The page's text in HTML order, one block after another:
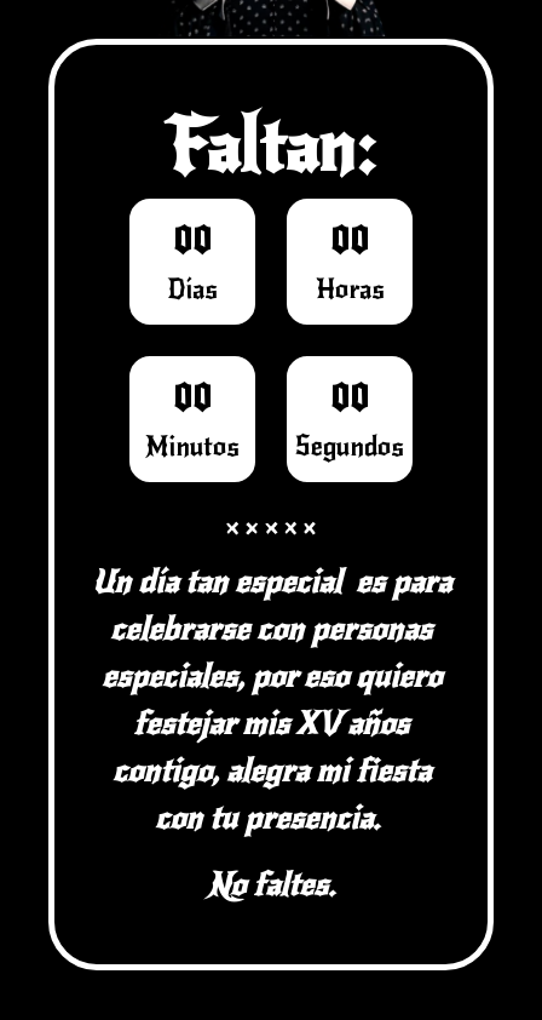
Faltan:
00
Días
00
Horas
00
Minutos
00
Segundos
Un día tan especial es para
celebrarse con personas
especiales, por eso quiero
festejar mis XV años
contigo, alegra mi fiesta
con tu presencia.
No faltes.